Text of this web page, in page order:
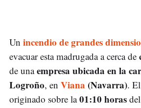
Un incendio de grandes
evacuar esta madrugada a cerca de
de unaempresa ubicada en la
Logroño, en Viana (Navarra).
originado sobre la01:10 horas del